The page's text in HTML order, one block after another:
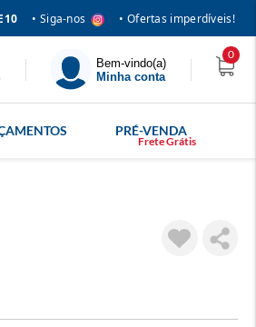
• Siga-nos • Ofertas imperdíveis!
Bem-vindo(a)
Minha conta
0
PRÉ-VENDA